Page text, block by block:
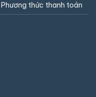
Phương thức thanh toán